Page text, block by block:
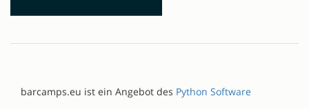
barcamps.eu ist ein Angebot des Python Software